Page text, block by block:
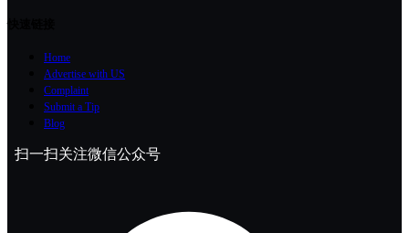
Home
Advertise with US
Complaint
Submit a Tip
Blog
扫一扫关注微信公众号